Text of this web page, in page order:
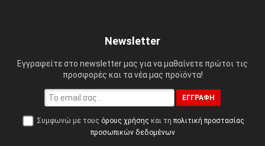
Newsletter
Εγγραφείτε στο newsletter μας για να μαθαίνετε πρώτοι τις
προσφορές και τα νέα μας προϊόντα!
ΕΓΓΡΑΦΉ
Συμφωνώ με τους όρους χρήσης και τη πολιτική προστασίας
προσωπικών δεδομένων